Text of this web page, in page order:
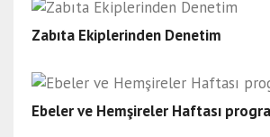
Zabıta Ekiplerinden Denetim
Ebeler ve Hemşireler Haftası